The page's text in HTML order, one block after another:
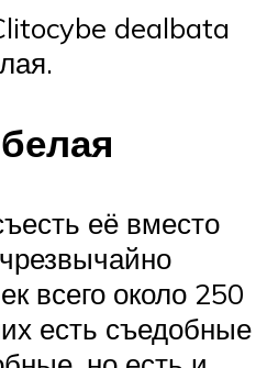
dealbata
её вместо
всего около 250
есть съедобные